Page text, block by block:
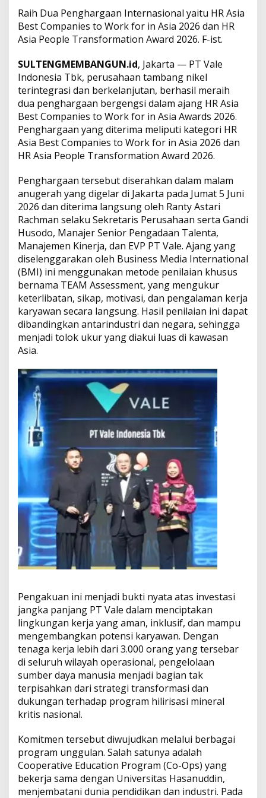
n
a
,
T
e
g
a
s
k
n
K
m
i
m
e
n
B
a
g
u
n
T
e
m
p
K
e
r
a
e
r
a
t
p
a
d
a
M
a
s
i
a
Raih Dua Penghargaan Internasional yaitu HR Asia
Best Companies to Work for in Asia 2026 dan HR
Asia People Transformation Award 2026. F-ist.
SULTENGMEMBANGUN.id, Jakarta — PT Vale
Indonesia Tbk, perusahaan tambang nikel
terintegrasi dan berkelanjutan, berhasil meraih
dua penghargaan bergengsi dalam ajang HR Asia
Best Companies to Work for in Asia Awards 2026.
Penghargaan yang diterima meliputi kategori HR
Asia Best Companies to Work for in Asia 2026 dan
HR Asia People Transformation Award 2026.
Penghargaan tersebut diserahkan dalam malam
anugerah yang digelar di Jakarta pada Jumat 5 Juni
2026 dan diterima langsung oleh Ranty Astari
Rachman selaku Sekretaris Perusahaan serta Gandi
Husodo, Manajer Senior Pengadaan Talenta,
Manajemen Kinerja, dan EVP PT Vale. Ajang yang
diselenggarakan oleh Business Media International
(BMI) ini menggunakan metode penilaian khusus
bernama TEAM Assessment, yang mengukur
keterlibatan, sikap, motivasi, dan pengalaman kerja
karyawan secara langsung. Hasil penilaian ini dapat
dibandingkan antarindustri dan negara, sehingga
menjadi tolok ukur yang diakui luas di kawasan
Asia.
Pengakuan ini menjadi bukti nyata atas investasi
jangka panjang PT Vale dalam menciptakan
lingkungan kerja yang aman, inklusif, dan mampu
mengembangkan potensi karyawan. Dengan
tenaga kerja lebih dari 3.000 orang yang tersebar
di seluruh wilayah operasional, pengelolaan
sumber daya manusia menjadi bagian tak
terpisahkan dari strategi transformasi dan
dukungan terhadap program hilirisasi mineral
kritis nasional.
Komitmen tersebut diwujudkan melalui berbagai
program unggulan. Salah satunya adalah
Cooperative Education Program (Co-Ops) yang
bekerja sama dengan Universitas Hasanuddin,
menjembatani dunia pendidikan dan industri. Pada